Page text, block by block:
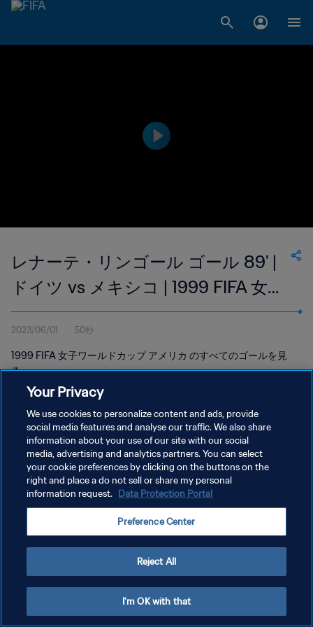
レナーテ・リンゴール ゴール 89' |
ドイツ vs メキシコ | 1999 FIFA 女子
ワールドカップ アメリカ
2023/06/01 50秒
1999 FIFA 女子ワールドカップ アメリカ のすべてのゴールを見
る。
プライバシーポリシー
サービス利用規約
クッキー設定の管理
Your Privacy
We use cookies to personalize content and ads, provide
social media features and analyse our traffic. We also share
information about your use of our site with our social
media, advertising and analytics partners. You can select
your cookie preferences by clicking on the buttons on the
right and place a do not sell or share my personal
information request. Data Protection Portal
Preference Center
Reject All
I'm OK with that